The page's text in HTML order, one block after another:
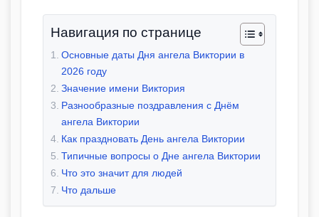
Навигация по странице
Основные даты Дня ангела Виктории в
2026 году
Значение имени Виктория
Разнообразные поздравления с Днём
ангела Виктории
Как праздновать День ангела Виктории
Типичные вопросы о Дне ангела Виктории
Что это значит для людей
Что дальше